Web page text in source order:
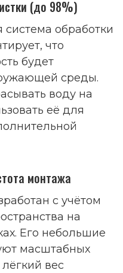
(до 98%)
система обработки
что
будет
среды.
воду на
её для
монтажа
с учётом
на
Его небольшие
масштабных
вес